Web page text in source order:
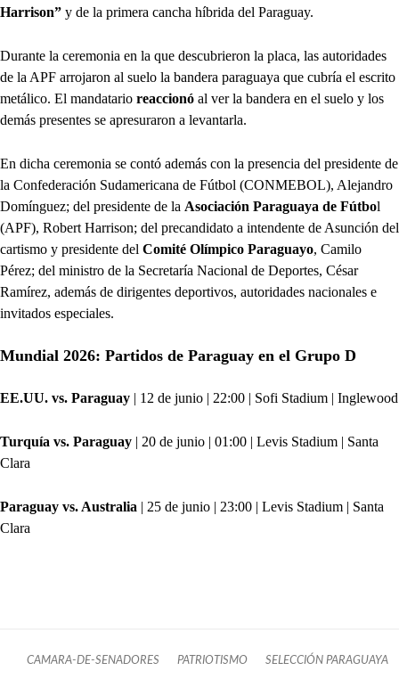
Harrison” y de la primera cancha híbrida del Paraguay.
Durante la ceremonia en la que descubrieron la placa, las autoridades
de la APF arrojaron al suelo la bandera paraguaya que cubría el escrito
metálico. El mandatario reaccionó al ver la bandera en el suelo y los
demás presentes se apresuraron a levantarla.
En dicha ceremonia se contó además con la presencia del presidente de
la Confederación Sudamericana de Fútbol (CONMEBOL), Alejandro
Domínguez; del presidente de la Asociación Paraguaya de Fútbol
(APF), Robert Harrison; del precandidato a intendente de Asunción del
cartismo y presidente del Comité Olímpico Paraguayo, Camilo
Pérez; del ministro de la Secretaría Nacional de Deportes, César
Ramírez, además de dirigentes deportivos, autoridades nacionales e
invitados especiales.
Mundial 2026: Partidos de Paraguay en el Grupo D
EE.UU. vs. Paraguay | 12 de junio | 22:00 | Sofi Stadium | Inglewood
Turquía vs. Paraguay
| 20 de junio | 01:00 | Levis Stadium | Santa
Clara
Paraguay vs. Australia
| 25 de junio | 23:00 | Levis Stadium | Santa
Clara
CAMARA-DE-SENADORES PATRIOTISMO SELECCIÓN PARAGUAYA